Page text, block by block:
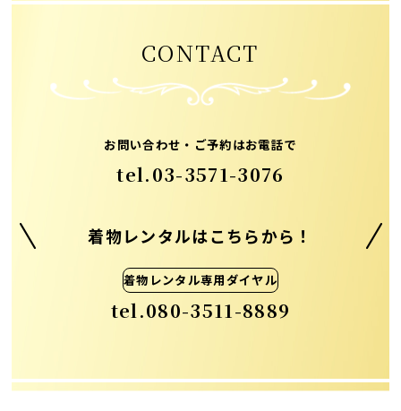
CONTACT
お問い合わせ・ご予約はお電話で
tel.03-3571-3076
着物レンタルはこちらから！
着物レンタル専用ダイヤル
tel.080-3511-8889